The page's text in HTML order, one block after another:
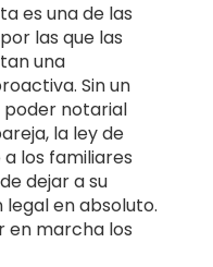
es una de las
las que las
una
Sin un
poder notarial
la ley de
los familiares
dejar a su
legal en absoluto.
en marcha los